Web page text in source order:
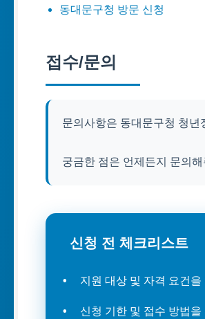
동대문구청 방문 신청
접수/문의
문의사항은 동대문구청 청
궁금한 점은 언제든지 문의
신청 전 체크리스트
지원 대상 및 자격 요건
신청 기한 및 접수 방법을